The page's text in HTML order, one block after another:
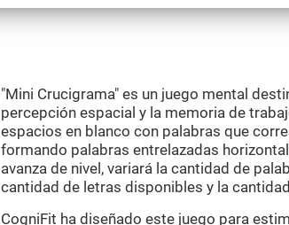
"Mini Crucigrama" es un juego mental
percepción espacial y la memoria de
espacios en blanco con palabras que
formando palabras entrelazadas
avanza de nivel, variará la cantidad de
cantidad de letras disponibles y la
CogniFit ha diseñado este juego para